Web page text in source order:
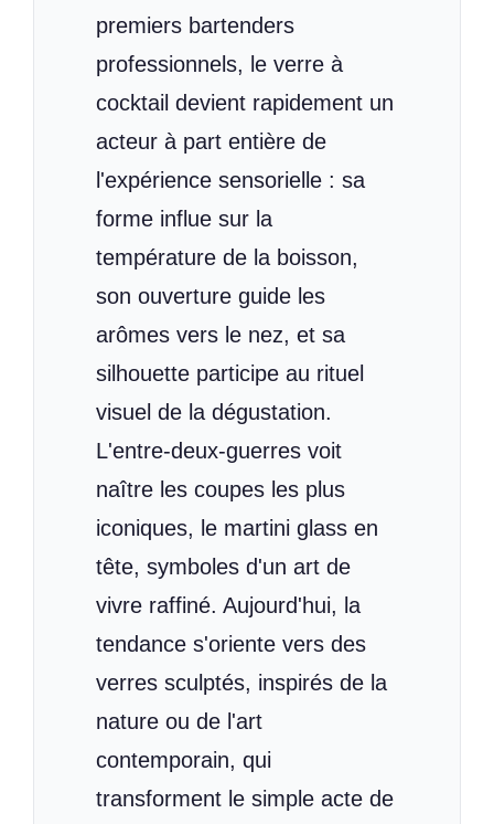
premiers bartenders
professionnels, le verre à
cocktail devient rapidement un
acteur à part entière de
l'expérience sensorielle : sa
forme influe sur la
température de la boisson,
son ouverture guide les
arômes vers le nez, et sa
silhouette participe au rituel
visuel de la dégustation.
L'entre-deux-guerres voit
naître les coupes les plus
iconiques, le martini glass en
tête, symboles d'un art de
vivre raffiné. Aujourd'hui, la
tendance s'oriente vers des
verres sculptés, inspirés de la
nature ou de l'art
contemporain, qui
transforment le simple acte de